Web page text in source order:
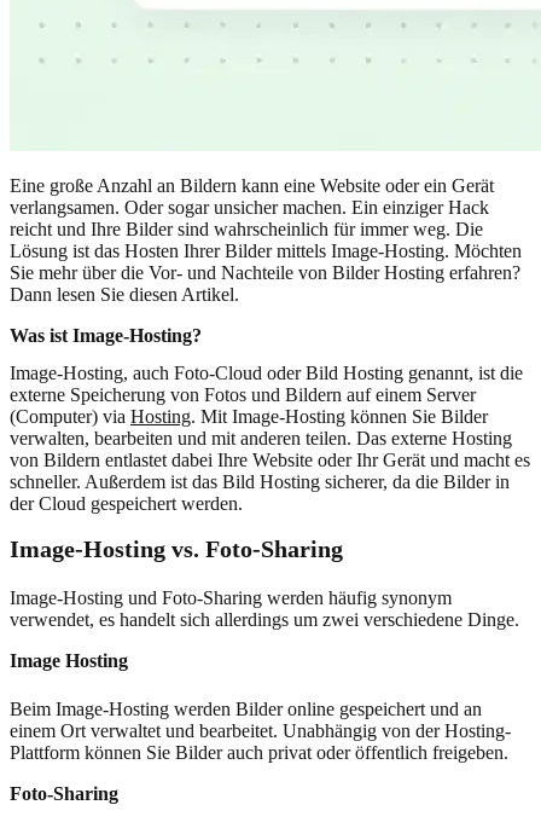
Eine große Anzahl an Bildern kann eine Website oder ein Gerät
verlangsamen. Oder sogar unsicher machen. Ein einziger Hack
reicht und Ihre Bilder sind wahrscheinlich für immer weg. Die
Lösung ist das Hosten Ihrer Bilder mittels Image-Hosting. Möchten
Sie mehr über die Vor- und Nachteile von Bilder Hosting erfahren?
Dann lesen Sie diesen Artikel.
Was ist Image-Hosting?
Image-Hosting, auch Foto-Cloud oder Bild Hosting genannt, ist die
externe Speicherung von Fotos und Bildern auf einem Server
(Computer) via Hosting. Mit Image-Hosting können Sie Bilder
verwalten, bearbeiten und mit anderen teilen. Das externe Hosting
von Bildern entlastet dabei Ihre Website oder Ihr Gerät und macht es
schneller. Außerdem ist das Bild Hosting sicherer, da die Bilder in
der Cloud gespeichert werden.
Image-Hosting vs. Foto-Sharing
Image-Hosting und Foto-Sharing werden häufig synonym
verwendet, es handelt sich allerdings um zwei verschiedene Dinge.
Image Hosting
Beim Image-Hosting werden Bilder online gespeichert und an
einem Ort verwaltet und bearbeitet. Unabhängig von der Hosting-
Plattform können Sie Bilder auch privat oder öffentlich freigeben.
Foto-Sharing